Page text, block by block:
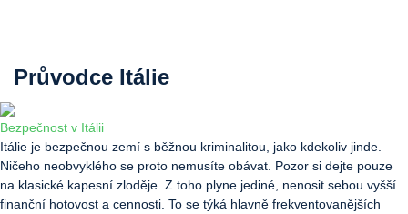
Průvodce Itálie
Bezpečnost v Itálii
Itálie je bezpečnou zemí s běžnou kriminalitou, jako kdekoliv jinde.
Ničeho neobvyklého se proto nemusíte obávat. Pozor si dejte pouze
na klasické kapesní zloděje. Z toho plyne jediné, nenosit sebou vyšší
finanční hotovost a cennosti. To se týká hlavně frekventovanějších